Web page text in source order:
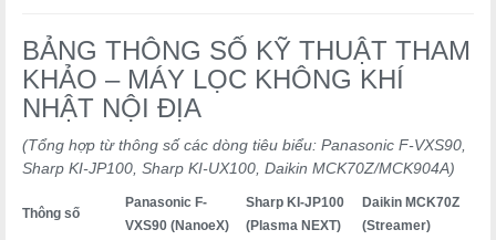
BẢNG THÔNG SỐ KỸ THUẬT THAM
KHẢO – MÁY LỌC KHÔNG KHÍ
NHẬT NỘI ĐỊA
(Tổng hợp từ thông số các dòng tiêu biểu: Panasonic F-VXS90,
Sharp KI-JP100, Sharp KI-UX100, Daikin MCK70Z/MCK904A)
Thông số
Panasonic F-
VXS90 (NanoeX)
Sharp KI-JP100
(Plasma NEXT)
Daikin MCK70Z
(Streamer)